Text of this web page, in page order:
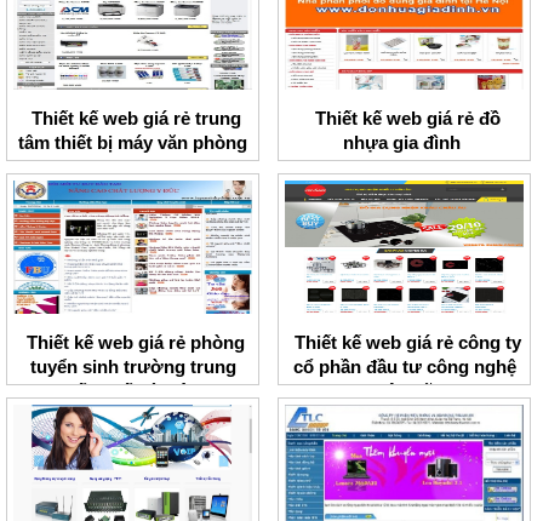
Thiết kế web giá rẻ trung
tâm thiết bị máy văn phòng
ACM
Thiết kế web giá rẻ đồ
nhựa gia đình
Thiết kế web giá rẻ phòng
tuyển sinh trường trung
cấp y tế Hà Nội
Thiết kế web giá rẻ công ty
cổ phần đầu tư công nghệ
Việt Mỹ